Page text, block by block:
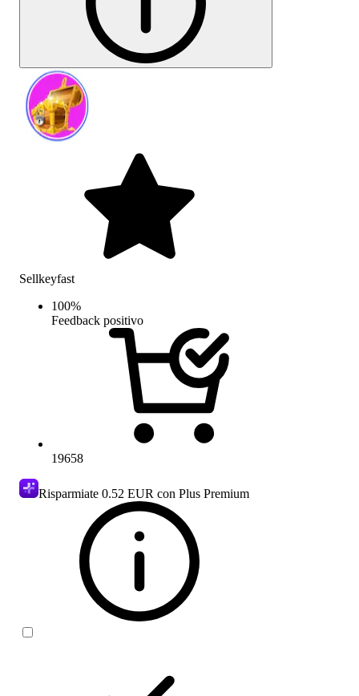
Sellkeyfast
100%
Feedback positivo
19658
Risparmiate 0.52 EUR con Plus Premium